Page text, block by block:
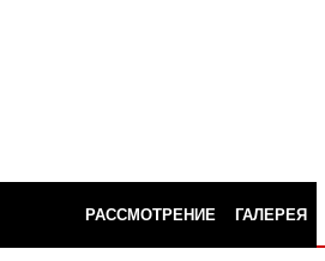
РАССМОТРЕНИЕ ГАЛЕРЕЯ